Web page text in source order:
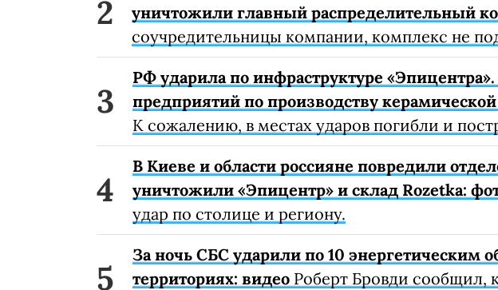
уничтожили главный распределительный
соучредительницы компании, комплекс не
РФ ударила по инфраструктуре
предприятий по производству
К сожалению, в местах ударов погибли и
В Киеве и области россияне повредили
уничтожили «Эпицентр» и склад Rozetka:
удар по столице и региону.
За ночь СБС ударили по 10 энергетическим
территориях: видео Роберт Бровди сообщил,